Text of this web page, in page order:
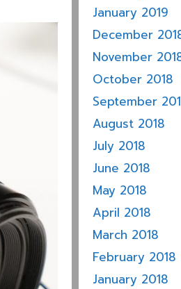
January 2019
December
November
October 2018
September
August 2018
July 2018
June 2018
May 2018
April 2018
March 2018
February 2018
January 2018